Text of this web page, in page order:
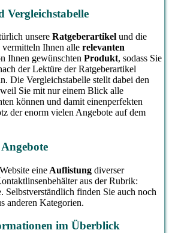
Vergleichstabelle
unsere Ratgeberartikel und die
vermitteln Ihnen alle relevanten
Ihnen gewünschten Produkt, sodass Sie
der Lektüre der Ratgeberartikel
Die Vergleichstabelle stellt dabei den
Sie mit nur einem Blick alle
können und damit einenperfekten
der enorm vielen Angebote auf dem
eine Auflistung diverser
aus der Rubrik:
finden Sie auch noch
anderen Kategorien.
im Überblick